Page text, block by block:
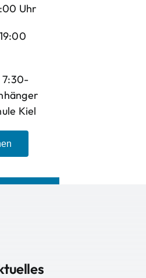
Uhr
7:30-
Kiel